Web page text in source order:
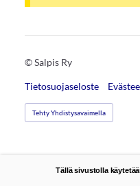
©Salpis Ry
Tietosuojaseloste
Tehty Yhdistysavaimella
Tällä sivustolla